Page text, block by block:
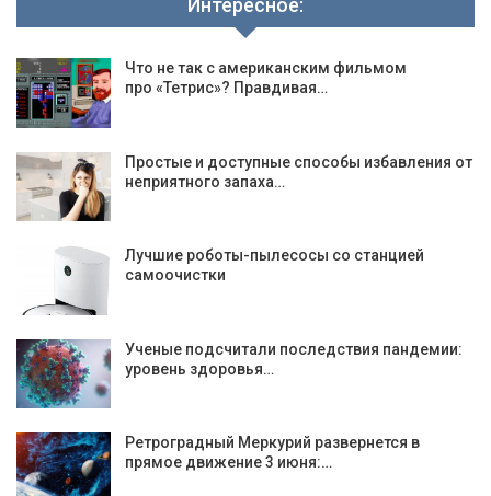
Интересное:
Что не так с американским фильмом
про «Тетрис»? Правдивая…
Простые и доступные способы избавления от
неприятного запаха…
Лучшие роботы-пылесосы со станцией
самоочистки
Ученые подсчитали последствия пандемии:
уровень здоровья…
Ретроградный Меркурий развернется в
прямое движение 3 июня:…